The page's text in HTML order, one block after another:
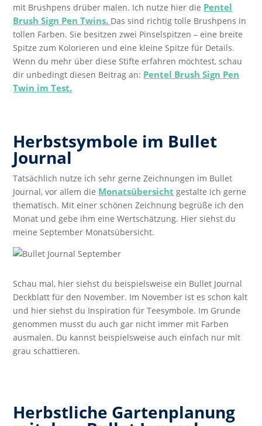
mit Brushpens drüber malen. Ich nutze hier die Pentel
Brush Sign Pen Twins. Das sind richtig tolle Brushpens in
tollen Farben. Sie besitzen zwei Pinselspitzen – eine breite
Spitze zum Kolorieren und eine kleine Spitze für Details.
Wenn du mehr über diese Stifte erfahren möchtest, schau
dir unbedingt diesen Beitrag an: Pentel Brush Sign Pen
Twin im Test.
Herbstsymbole im Bullet
Journal
Tatsächlich nutze ich sehr gerne Zeichnungen im Bullet
Journal, vor allem die Monatsübersicht gestalte ich gerne
thematisch. Mit einer schönen Zeichnung begrüße ich den
Monat und gebe ihm eine Wertschätzung. Hier siehst du
meine September Monatsübersicht.
Schau mal, hier siehst du beispielsweise ein Bullet Journal
Deckblatt für den November. Im November ist es schon kalt
und hier siehst du Inspiration für Teesymbole. Im Grunde
genommen musst du auch gar nicht immer mit Farben
ausmalen. Du kannst beispielsweise auch einfach nur mit
grau schattieren.
Herbstliche Gartenplanung